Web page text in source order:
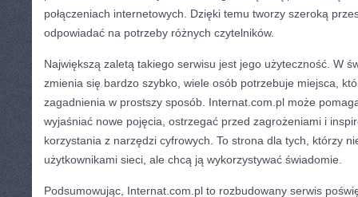
połączeniach internetowych. Dzięki temu tworzy szeroką
odpowiadać na potrzeby różnych czytelników.
Największą zaletą takiego serwisu jest jego użyteczność. W
zmienia się bardzo szybko, wiele osób potrzebuje miejsca,
zagadnienia w prostszy sposób. Internat.com.pl może
wyjaśniać nowe pojęcia, ostrzegać przed zagrożeniami i
korzystania z narzędzi cyfrowych. To strona dla tych, którzy
użytkownikami sieci, ale chcą ją wykorzystywać świadomie.
Podsumowując, Internat.com.pl to rozbudowany serwis